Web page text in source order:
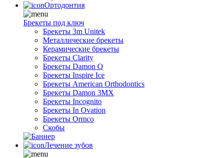
Ортодонтия
Брекеты под ключ
Брекеты 3m Unitek
Металлические брекеты
Керамические брекеты
Брекеты Clarity
Брекеты Damon Q
Брекеты Inspire Ice
Брекеты American Orthodontics
Брекеты Damon 3MX
Брекеты Incognito
Брекеты In Ovation
Брекеты Ormco
Скобы
Лечение зубов